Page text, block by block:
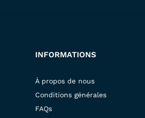
INFORMATIONS
À propos de nous
Conditions générales
FAQs